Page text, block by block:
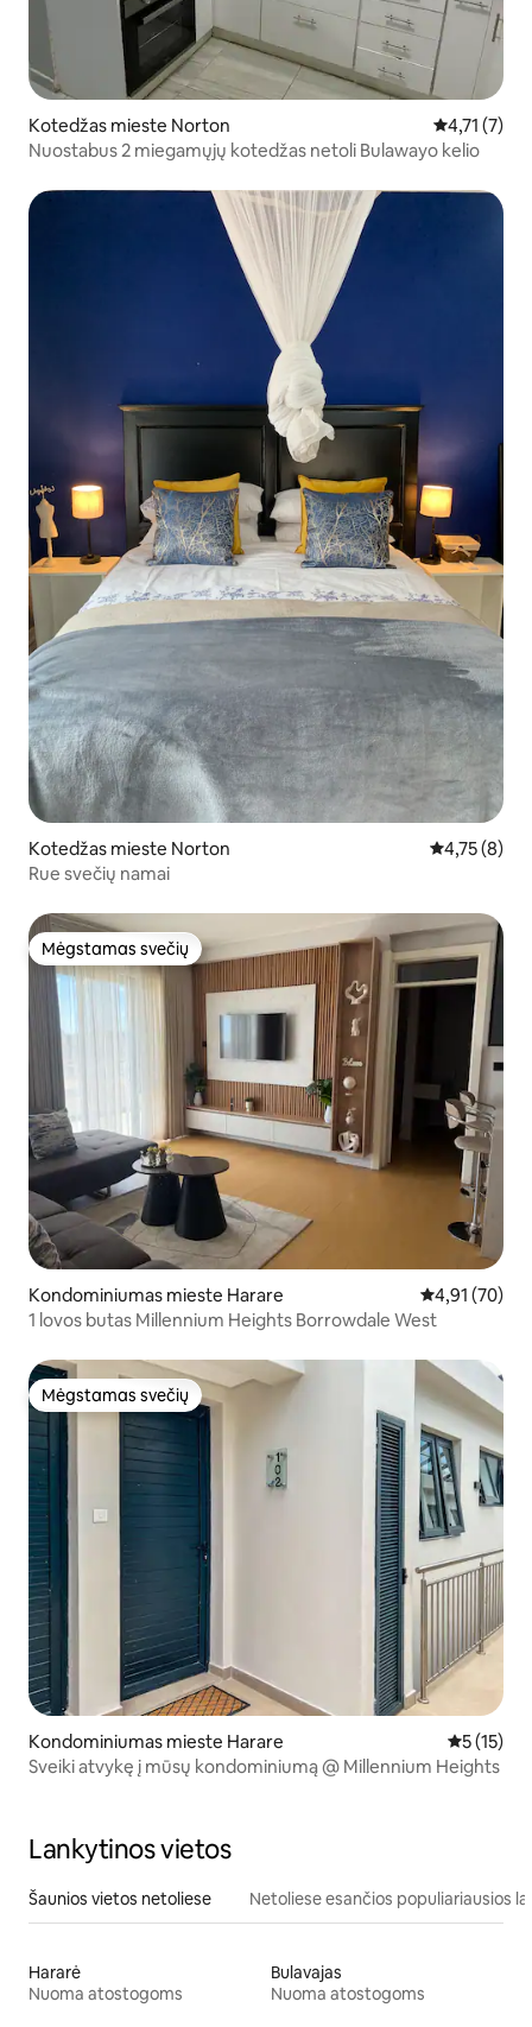
Kotedžas mieste Norton Vidutinis
4,71 (7)
Nuostabus 2 miegamųjų kotedžas netoli Bulawayo kelio
Kotedžas mieste Norton Vidutinis
4,75 (8)
Rue svečių namai
Mėgstamas svečių
Mėgstamas svečių
Kondominiumas mieste Harare Vidutinis
4,91 (70)
1 lovos butas Millennium Heights Borrowdale West
Mėgstamas svečių
Mėgstamas svečių
Kondominiumas mieste Harare Vidutinis
5 (15)
Sveiki atvykę į mūsų kondominiumą @ Millennium Heights
Lankytinos vietos
Šaunios vietos netoliese Netoliese esančios populiariausios
Hararė
Nuoma atostogoms
Bulavajas
Nuoma atostogoms